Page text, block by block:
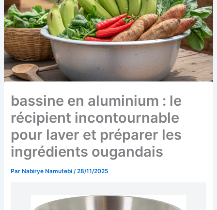
bassine en aluminium : le
récipient incontournable
pour laver et préparer les
ingrédients ougandais
ParNabirye Namutebi /28/11/2025